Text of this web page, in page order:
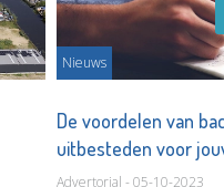
Nieuws
De voordelen van
uitbesteden voor
Advertorial - 05-10-2023